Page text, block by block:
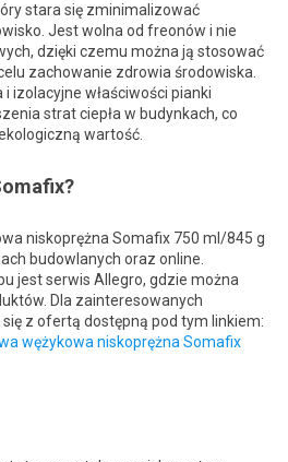
stara się zminimalizować
Jest wolna od freonów i nie
dzięki czemu można ją stosować
zachowanie zdrowia środowiska.
izolacyjne właściwości pianki
strat ciepła w budynkach, co
wartość.
niskoprężna Somafix 750 ml/845 g
budowlanych oraz online.
jest serwis Allegro, gdzie można
Dla zainteresowanych
z ofertą dostępną pod tym linkiem:
wężykowa niskoprężna Somafix